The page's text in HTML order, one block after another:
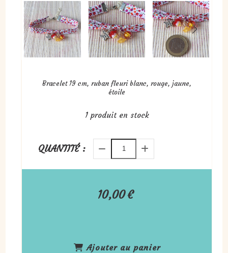
Bracelet 19 cm, ruban fleuri blanc, rouge, jaune,
étoile
10,00€
1produit en stock
QUANTITÉ :
Ajouter au panier